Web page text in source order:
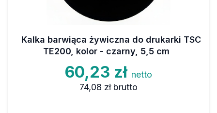
Kalka barwiąca żywiczna do drukarki TSC
TE200, kolor - czarny, 5,5 cm
60,23 zł netto
74,08 zł brutto